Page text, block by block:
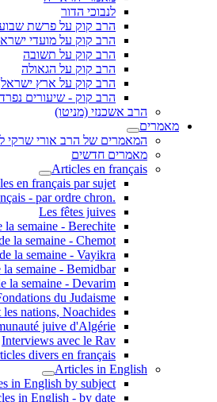
לנבוכי הדור
הרב קוק על פרשת
הרב קוק על מועדי
הרב קוק על תשובה
הרב קוק על הגאולה
הרב קוק על ארץ ישראל
הרב קוק - שיעורים
הרב אשכנזי (מניטו)
מאמרים
המאמרים של הרב אורי שרקי
מאמרים חדשים
Articles en français
en français par sujet
.Articles en français - par ordre chron
Les fêtes juives
la semaine - Berechite
la semaine - Chemot
la semaine - Vayikra
la semaine - Bemidbar
la semaine - Devarim
du Judaisme
les nations, Noachides
juive d'Algérie
Interviews avec le Rav
divers en français
Articles in English
in English by subject
in English - by date